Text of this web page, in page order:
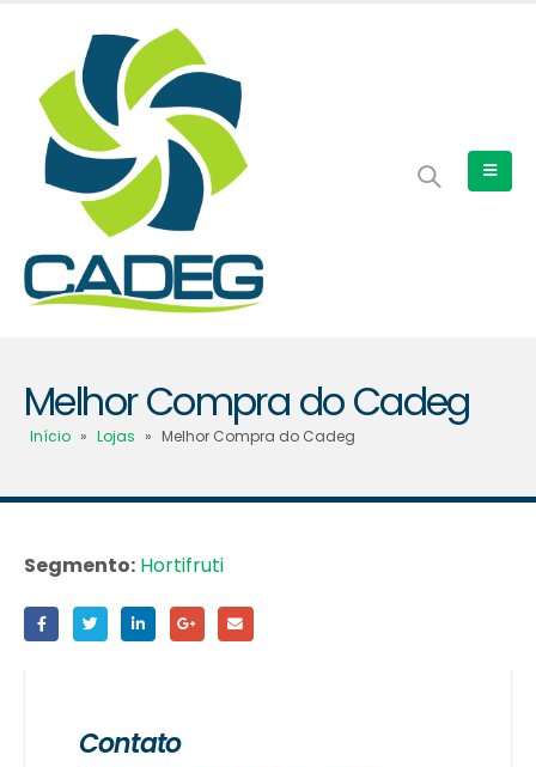
Melhor Compra do Cadeg
Início » Lojas » Melhor Compra do Cadeg
Segmento: Hortifruti
Contato